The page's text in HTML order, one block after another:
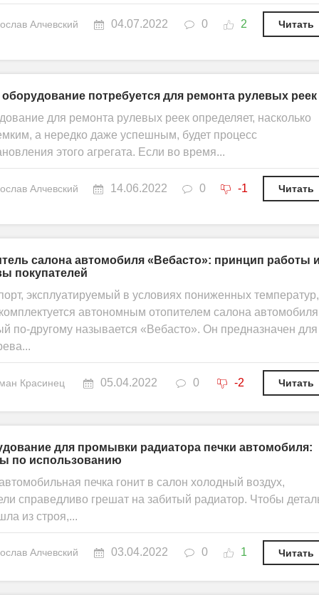
Алчевский 04.07.2022 0 2 Читать
оборудование потребуется для ремонта рулевых реек
для ремонта рулевых реек определяет, насколько
а нередко даже успешным, будет процесс
этого агрегата. Если во время...
Алчевский 14.06.2022 0 -1 Читать
салона автомобиля «Вебасто»: принцип работы
покупателей
эксплуатируемый в условиях пониженных температур,
автономным отопителем салона
по-другому называется «Вебасто». Он предназначен для
Красинец 05.04.2022 0 -2 Читать
для промывки радиатора печки автомобиля:
по использованию
печка гонит в салон холодный воздух,
справедливо грешат на забитый радиатор. Чтобы
из строя,...
Алчевский 03.04.2022 0 1 Читать